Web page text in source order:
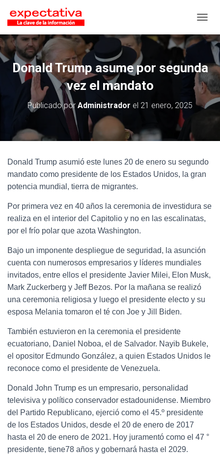
Donald Trump asume por segunda
vez el mandato
Publicado por Administrador el 21 enero, 2025
Donald Trump asumió este lunes 20 de enero su segundo
mandato como presidente de los Estados Unidos, la gran
potencia mundial, tierra de migrantes.
Por primera vez en 40 años la ceremonia de investidura se
realiza en el interior del Capitolio y no en las escalinatas,
por el frío polar que azota Washington.
Bajo un imponente despliegue de seguridad, la asunción
cuenta con numerosos empresarios y líderes mundiales
invitados, entre ellos el presidente Javier Milei, Elon Musk,
Mark Zuckerberg y Jeff Bezos. Por la mañana se realizó
una ceremonia religiosa y luego el presidente electo y su
esposa Melania tomaron el té con Joe y Jill Biden.
También estuvieron en la ceremonia el presidente
ecuatoriano, Daniel Noboa, el de Salvador. Nayib Bukele,
el opositor Edmundo González, a quien Estados Unidos le
reconoce como el presidente de Venezuela.
Donald John Trump es un empresario, personalidad
televisiva y político conservador​​ estadounidense. Miembro
del Partido Republicano, ejerció como el 45.º presidente
de los Estados Unidos, desde el 20 de enero de 2017
hasta el 20 de enero de 2021. Hoy juramentó como el 47 °
presidente, tiene78 años y gobernará hasta el 2029.